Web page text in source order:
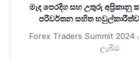
මැද පෙරදිග සහ උතුරු අප්‍රිකානු
පරිවර්තන සහිත
Forex Traders Summit
ලැබීම